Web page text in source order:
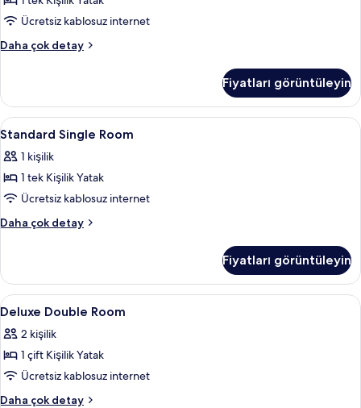
tüm
fotoğrafları
Ücretsiz kablosuz internet
Daha çok detay
Deluxe
daha
fazla
detay
Fiyatları görüntüleyin
Standard
Single
Room
için
tüm
fotoğrafları
Kaliteli yatak takımı, Select Comfort
20
Standard Single Room
1 kişilik
1 tek Kişilik Yatak
Ücretsiz kablosuz internet
Daha çok detay
Standard
daha
fazla
detay
Fiyatları görüntüleyin
Deluxe
Double
Room
için
tüm
fotoğrafları
Kaliteli yatak takımı, Select Comfort
24
Deluxe Double Room
2 kişilik
1 çift Kişilik Yatak
Ücretsiz kablosuz internet
Daha çok detay
Deluxe